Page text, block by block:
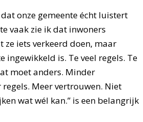
onze gemeente écht luistert
vaak zie ik dat inwoners
ze iets verkeerd doen, maar
ingewikkeld is. Te veel regels. Te
moet anders. Minder
Meer vertrouwen. Niet
wat wél kan.” is een belangrijk